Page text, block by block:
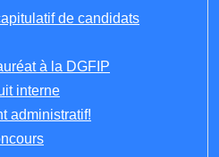
de candidats
à la DGFIP
interne
administratif!